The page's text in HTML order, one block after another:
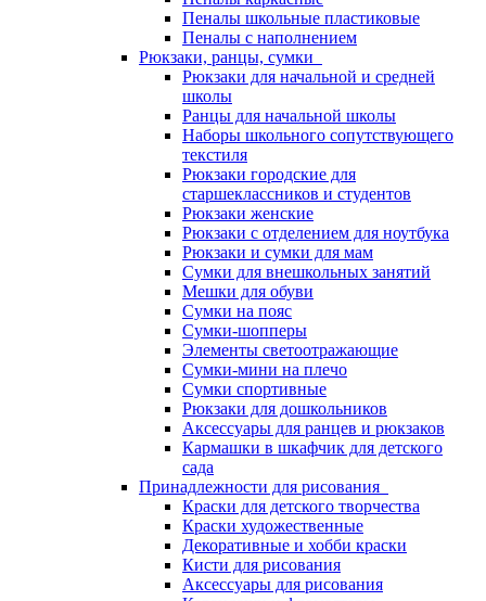
Пеналы школьные пластиковые
Пеналы с наполнением
Рюкзаки, ранцы, сумки
Рюкзаки для начальной и средней
школы
Ранцы для начальной школы
Наборы школьного сопутствующего
текстиля
Рюкзаки городские для
старшеклассников и студентов
Рюкзаки женские
Рюкзаки с отделением для ноутбука
Рюкзаки и сумки для мам
Сумки для внешкольных занятий
Мешки для обуви
Сумки на пояс
Сумки-шопперы
Элементы светоотражающие
Сумки-мини на плечо
Сумки спортивные
Рюкзаки для дошкольников
Аксессуары для ранцев и рюкзаков
Кармашки в шкафчик для детского
сада
Принадлежности для рисования
Краски для детского творчества
Краски художественные
Декоративные и хобби краски
Кисти для рисования
Аксессуары для рисования